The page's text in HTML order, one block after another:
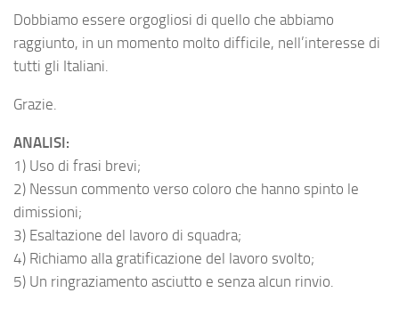
Dobbiamo essere orgogliosi di quello che abbiamo
raggiunto, in un momento molto difficile, nell’interesse di
tutti gli Italiani.
Grazie.
ANALISI:
1) Uso di frasi brevi;
2) Nessun commento verso coloro che hanno spinto le
dimissioni;
3) Esaltazione del lavoro di squadra;
4) Richiamo alla gratificazione del lavoro svolto;
5) Un ringraziamento asciutto e senza alcun rinvio.